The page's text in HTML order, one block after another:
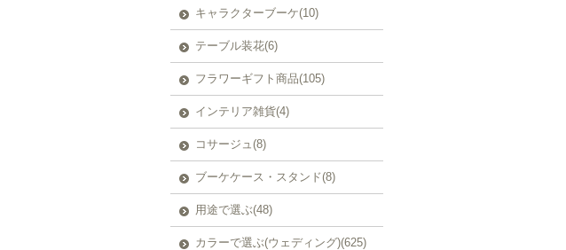
キャラクターブーケ(10)
テーブル装花(6)
フラワーギフト商品(105)
インテリア雑貨(4)
コサージュ(8)
ブーケケース・スタンド(8)
用途で選ぶ(48)
カラーで選ぶ(ウェディング)(625)